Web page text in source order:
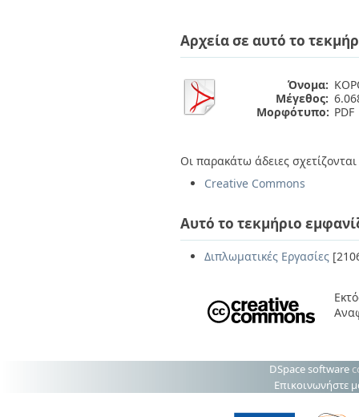
Αρχεία σε αυτό το
Όνομα:
Μέγεθος:
Μορφότυπο: PDF
Οι παρακάτω άδειες
Creative Commons
Αυτό το τεκμήριο
Διπλωματικές Εργασίες
DSpace software
Επικοινωνήστε